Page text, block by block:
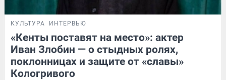
КУЛЬТУРА ИНТЕРВЬЮ
«Кенты поставят на место»: актер
Иван Злобин — о стыдных ролях,
поклонницах и защите от «славы»
Кологривого